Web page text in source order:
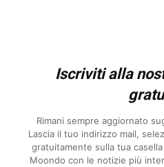
Iscriviti alla
Rimani sempre aggiornato
Lascia il tuo indirizzo mail,
gratuitamente sulla tua
Moondo con le notizie più